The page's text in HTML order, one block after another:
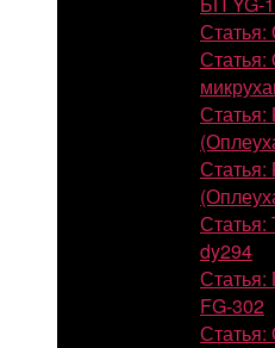
Статья:
Статья:
Статья:
Статья:
dy294
Статья:
FG-302